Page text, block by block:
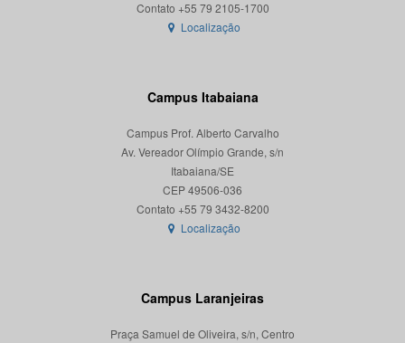
Localização
Campus Itabaiana
Campus Prof. Alberto Carvalho
Av. Vereador Olímpio Grande, s/n
Itabaiana/SE
CEP 49506-036
Localização
Campus Laranjeiras
Praça Samuel de Oliveira, s/n, Centro